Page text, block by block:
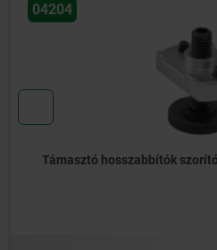
04088
Szorítóvas, hajlított acél